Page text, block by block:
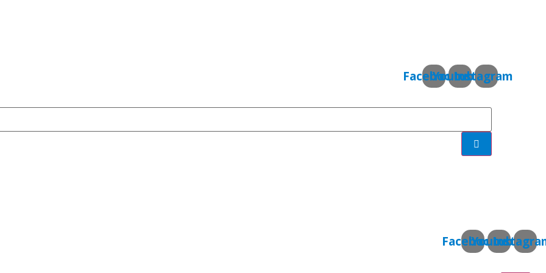
Facebook
Youtube
Instagram
Facebook
Youtube